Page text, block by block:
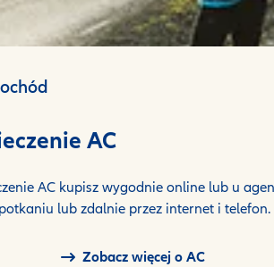
AC
AC kupisz wygodnie online lub u
lub zdalnie przez internet i telefon.
Zobacz więcej o AC